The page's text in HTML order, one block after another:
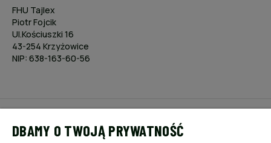
FHU Tajlex
Piotr Fojcik
Ul.Kościuszki 16
43-254 Krzyżowice
NIP: 638-163-60-56
DBAMY O TWOJĄ PRYWATNOŚĆ